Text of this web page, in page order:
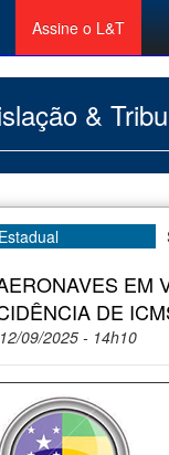
Assine o L&T
&
Estadual
EM
DE
12/09/2025 - 14h10